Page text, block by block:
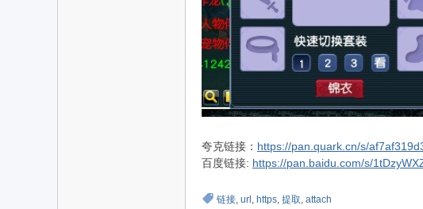
夸克链接： https://pan.quark.cn/s/
百度链接: https://pan.baidu.com/s/
链接, url , https, 提取, attach